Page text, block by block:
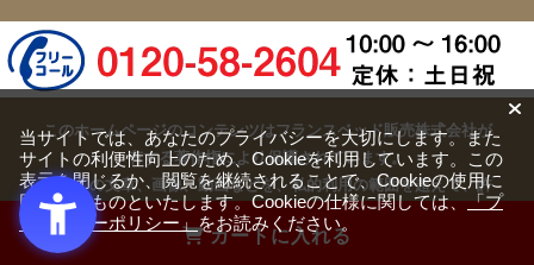
カートに入れる
このホームページのコンテンツはフランスベッド販売株式会社が
有する著作権により保護されています。
すべての文章、画像、動画などを、私的利用の範囲を超えて、許
可なく複製、改変、転載することは禁じられています。
Copyright(c) FRANCEBED Sales Co., ltd. All Rights Reserved.
当サイトでは、あなたのプライバシーを大切にします。また
サイトの利便性向上のため、Cookieを利用しています。この
表示を閉じるか、閲覧を継続されることで、Cookieの使用に
同意するものといたします。Cookieの仕様に関しては、「プ
ライバシーポリシー」をお読みください。